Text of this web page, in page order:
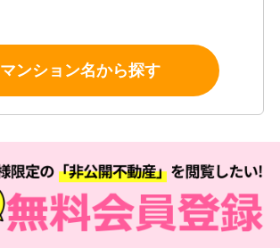
マンション名から探す